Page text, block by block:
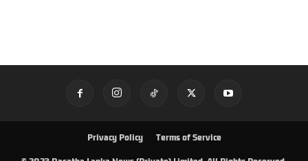
Privacy Policy Terms of Service